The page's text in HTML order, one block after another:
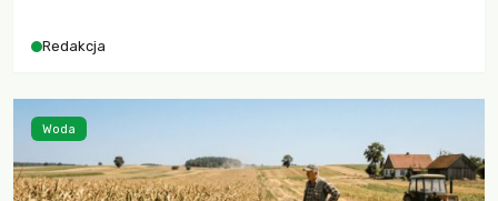
niezwykle korzystne rozwiązania dla przyrody i zwierząt,
funkcjonowania łowiectwa w Polsce.
Redakcja
Woda